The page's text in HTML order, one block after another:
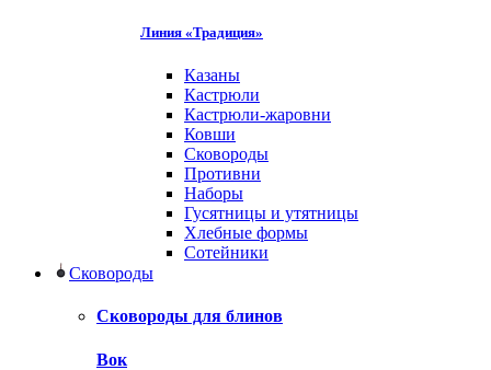
Линия «Традиция»
Казаны
Кастрюли
Кастрюли-жаровни
Ковши
Сковороды
Противни
Наборы
Гусятницы и утятницы
Хлебные формы
Сотейники
Сковороды
Сковороды для блинов
Вок